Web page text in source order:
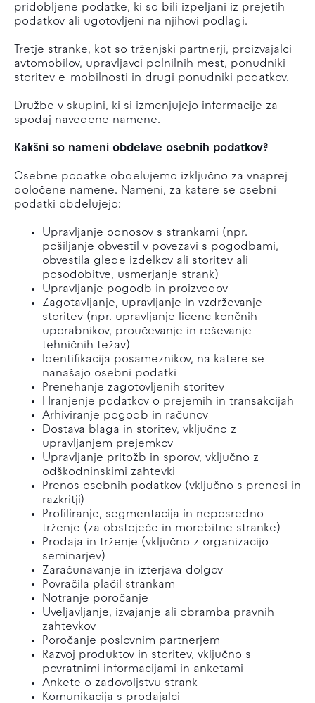
pridobljene podatke, ki so bili izpeljani iz prejetih
podatkov ali ugotovljeni na njihovi podlagi.
Tretje stranke, kot so trženjski partnerji, proizvajalci
avtomobilov, upravljavci polnilnih mest, ponudniki
storitev e-mobilnosti in drugi ponudniki podatkov.
Družbe v skupini, ki si izmenjujejo informacije za
spodaj navedene namene.
Kakšni so nameni obdelave osebnih podatkov?
Osebne podatke obdelujemo izključno za vnaprej
določene namene. Nameni, za katere se osebni
podatki obdelujejo:
Upravljanje odnosov s strankami (npr.
pošiljanje obvestil v povezavi s pogodbami,
obvestila glede izdelkov ali storitev ali
posodobitve, usmerjanje strank)
Upravljanje pogodb in proizvodov
Zagotavljanje, upravljanje in vzdrževanje
storitev (npr. upravljanje licenc končnih
uporabnikov, proučevanje in reševanje
tehničnih težav)
Identifikacija posameznikov, na katere se
nanašajo osebni podatki
Prenehanje zagotovljenih storitev
Hranjenje podatkov o prejemih in transakcijah
Arhiviranje pogodb in računov
Dostava blaga in storitev, vključno z
upravljanjem prejemkov
Upravljanje pritožb in sporov, vključno z
odškodninskimi zahtevki
Prenos osebnih podatkov (vključno s prenosi in
razkritji)
Profiliranje, segmentacija in neposredno
trženje (za obstoječe in morebitne stranke)
Prodaja in trženje (vključno z organizacijo
seminarjev)
Zaračunavanje in izterjava dolgov
Povračila plačil strankam
Notranje poročanje
Uveljavljanje, izvajanje ali obramba pravnih
zahtevkov
Poročanje poslovnim partnerjem
Razvoj produktov in storitev, vključno s
povratnimi informacijami in anketami
Ankete o zadovoljstvu strank
Komunikacija s prodajalci